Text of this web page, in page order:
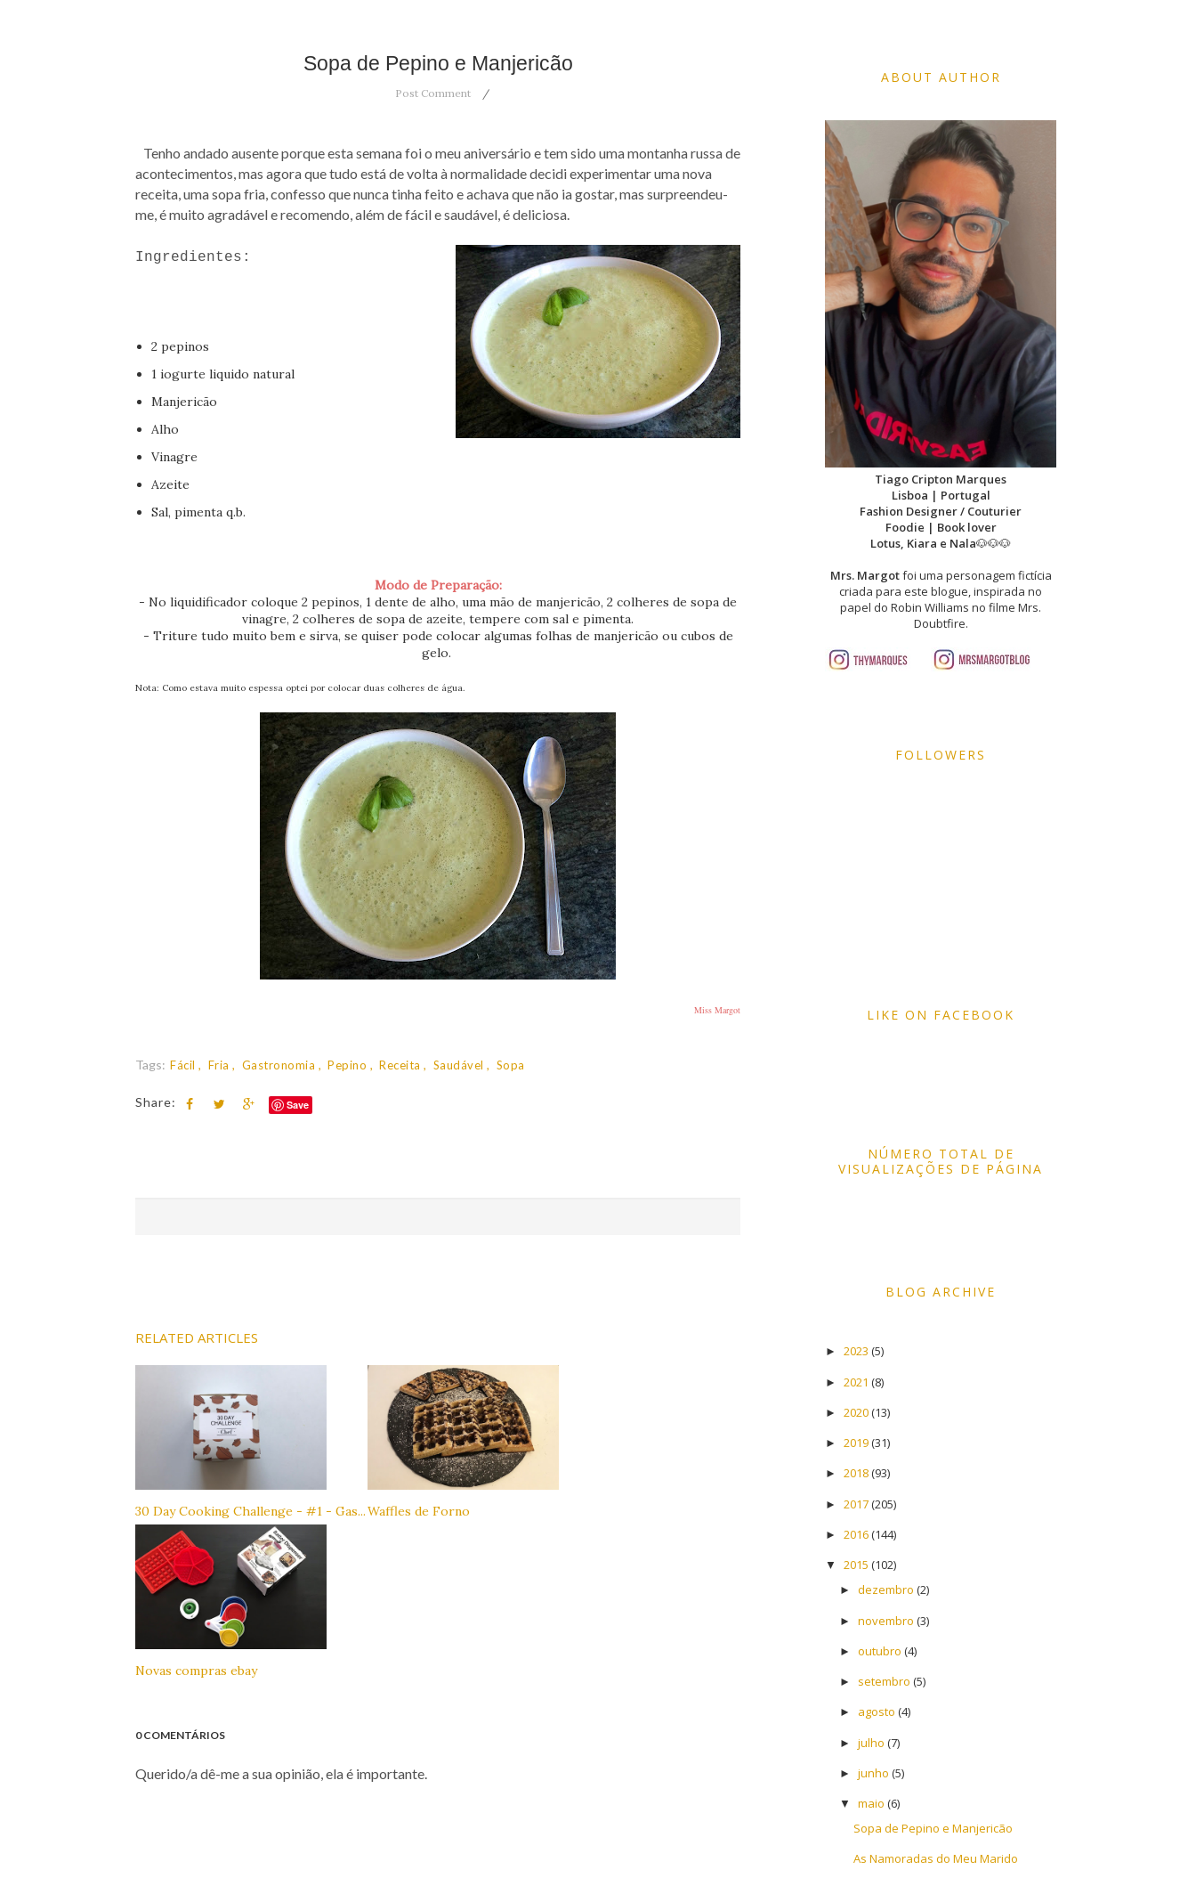
Sopa de Pepino e Manjericão
Post Comment
Tenho andado ausente porque esta semana foi o meu aniversário e tem sido uma montanha russa de
acontecimentos, mas agora que tudo está de volta à normalidade decidi experimentar uma nova
receita, uma sopa fria, confesso que nunca tinha feito e achava que não ia gostar, mas surpreendeu-
me, é muito agradável e recomendo, além de fácil e saudável, é deliciosa.
Ingredientes:
2 pepinos
1 iogurte liquido natural
Manjericão
Alho
Vinagre
Azeite
Sal, pimenta q.b.
Modo de Preparação:
- No liquidificador coloque 2 pepinos, 1 dente de alho, uma mão de manjericão, 2 colheres de sopa de
vinagre, 2 colheres de sopa de azeite, tempere com sal e pimenta.
- Triture tudo muito bem e sirva, se quiser pode colocar algumas folhas de manjericão ou cubos de
gelo.
Nota: Como estava muito espessa optei por colocar duas colheres de água.
Miss Margot
Tags: Fácil Fria Gastronomia Pepino Receita Saudável Sopa
Share: Save
RELATED ARTICLES
30 Day Cooking Challenge - #1 - Gas...Waffles de Forno
Novas compras ebay
0 COMENTÁRIOS
Querido/a dê-me a sua opinião, ela é importante.
ABOUT AUTHOR
Tiago Cripton Marques
Lisboa | Portugal
Fashion Designer / Couturier
Foodie | Book lover
Lotus, Kiara e Nala🐶🐶🐶
Mrs. Margotfoi uma personagem fictícia
criada para este blogue, inspirada no
papel do Robin Williams no filme Mrs.
Doubtfire.
FOLLOWERS
LIKE ON FACEBOOK
NÚMERO TOTAL DE
VISUALIZAÇÕES DE PÁGINA
BLOG ARCHIVE
► 2023 (5)
► 2021 (8)
► 2020(13)
► 2019(31)
► 2018(93)
► 2017(205)
► 2016(144)
▼ 2015 (102)
► dezembro (2)
► novembro (3)
► outubro (4)
► setembro (5)
► agosto (4)
► julho (7)
► junho (5)
▼ maio (6)
Sopa de Pepino e Manjericão
As Namoradas do Meu Marido